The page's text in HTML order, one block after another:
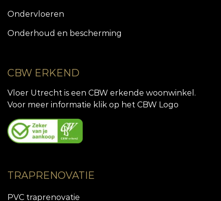
Ondervloeren
Onderhoud en bescherming
CBW ERKEND
Vloer Utrecht is een CBW erkende woonwinkel.
Voor meer informatie klik op het CBW Logo
TRAPRENOVATIE
PVC traprenovatie